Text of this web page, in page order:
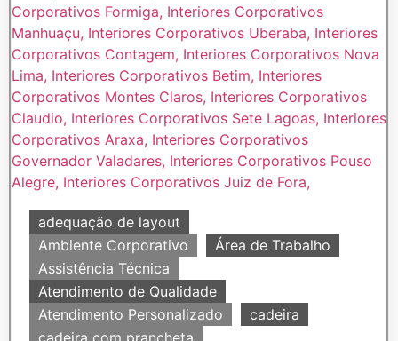
adequação de layout
Ambiente Corporativo
Área de Trabalho
Assistência Técnica
Atendimento de Qualidade
Atendimento Personalizado
cadeira
cadeira com prancheta